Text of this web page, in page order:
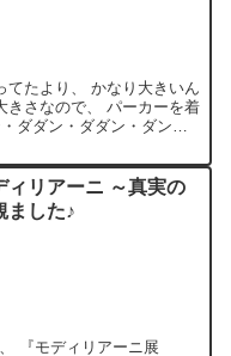
てたより、 かなり大きいん
きさなので、 パーカーを着
ダダン・ダダン・ダン・
ィリアーニ ～真実の
ました♪
『モディリアーニ展